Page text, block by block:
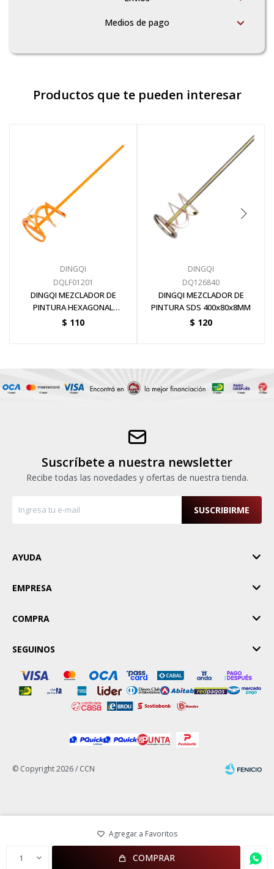
1 COMPRAR
Medios de pago
Productos que te pueden interesar
DINGQI
DQLF01201
DINGQI MEZCLADOR DE
PINTURA HEXAGONAL
400x80x8MM
$ 110
DINGQI
DQ126840
DINGQI MEZCLADOR DE
PINTURA SDS 400x80x8MM
$ 120
Suscríbete a nuestra newsletter
Recibe todas las novedades y ofertas de nuestra tienda.
SUSCRIBIRME
AYUDA
EMPRESA
COMPRA
SEGUINOS
© Copyright 2026 / CCN
Fenicio